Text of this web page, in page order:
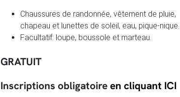
Chaussures de randonnée, vêtement de pluie,
chapeau et lunettes de soleil, eau, pique-nique.
Facultatif: loupe, boussole et marteau.
GRATUIT
Inscriptions obligatoireen cliquant ICI